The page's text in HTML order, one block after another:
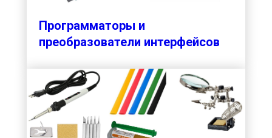
Программаторы и
преобразователи интерфейсов